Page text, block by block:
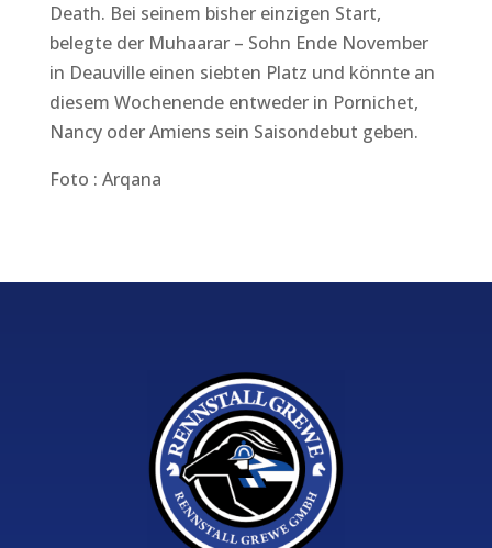
Death. Bei seinem bisher einzigen Start,
belegte der Muhaarar – Sohn Ende November
in Deauville einen siebten Platz und könnte an
diesem Wochenende entweder in Pornichet,
Nancy oder Amiens sein Saisondebut geben.
Foto : Arqana